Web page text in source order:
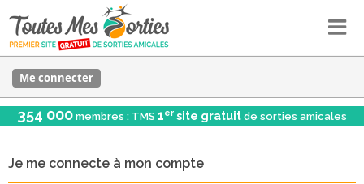
Me connecter
354 000 membres : TMS 1er site gratuit de sorties amicales
Je me connecte à mon compte